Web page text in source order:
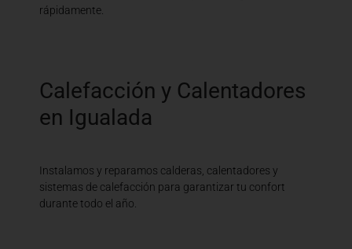
rápidamente.
Calefacción y Calentadores
en Igualada
Instalamos y reparamos calderas, calentadores y
sistemas de calefacción para garantizar tu confort
durante todo el año.